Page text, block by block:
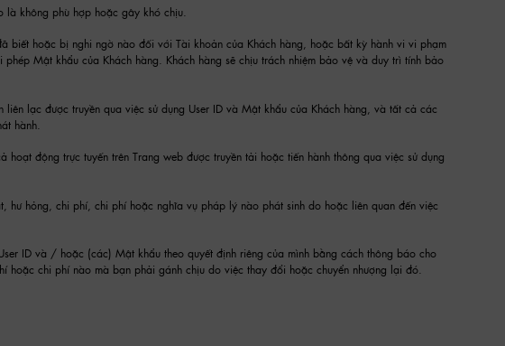
là không phù hợp hoặc gây khó chịu.
biết hoặc bị nghi ngờ nào đối với Tài khoản của Khách hàng, hoặc bất kỳ hành vi vi phạm
Mật khẩu của Khách hàng. Khách hàng sẽ chịu trách nhiệm bảo vệ và duy trì tính bảo
lạc được truyền qua việc sử dụng User ID và Mật khẩu của Khách hàng, và tất cả các
hành.
động trực tuyến trên Trang web được truyền tải hoặc tiến hành thông qua việc sử dụng
hỏng, chi phí, chi phí hoặc nghĩa vụ pháp lý nào phát sinh do hoặc liên quan đến việc
ID và / hoặc (các) Mật khẩu theo quyết định riêng của mình bằng cách thông báo cho
hoặc chi phí nào mà bạn phải gánh chịu do việc thay đổi hoặc chuyển nhượng lại đó.